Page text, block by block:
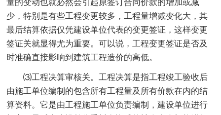
量的变动也就必然会引起原签订合同价款的增加或减
少，特别是有些工程变更较多，工程量增减变化大，其
最后结算依据仅凭建设单位代表的变更签证，这样变更
签证关就显得尤为重要。可以说，工程变更签证是否及
时准确直接影响到建筑工程造价的高低。
⑶工程决算审核关。工程决算是指工程竣工验收后
由施工单位编制的包含所有工程量及所有价款在内的结
算资料。它是由工程施工单位负责编制，建设单位进行